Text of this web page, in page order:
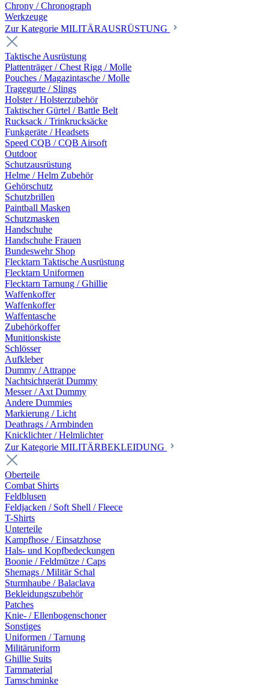
Chrony / Chronograph
Werkzeuge
Zur Kategorie MILITÄRAUSRÜSTUNG
Taktische Ausrüstung
Plattenträger / Chest Rigg / Molle
Pouches / Magazintasche / Molle
Tragegurte / Slings
Holster / Holsterzubehör
Taktischer Gürtel / Battle Belt
Rucksack / Trinkrucksäcke
Funkgeräte / Headsets
Speed CQB / CQB Airsoft
Outdoor
Schutzausrüstung
Helme / Helm Zubehör
Gehörschutz
Schutzbrillen
Paintball Masken
Schutzmasken
Handschuhe
Handschuhe Frauen
Bundeswehr Shop
Flecktarn Taktische Ausrüstung
Flecktarn Uniformen
Flecktarn Tarnung / Ghillie
Waffenkoffer
Waffenkoffer
Waffentasche
Zubehörkoffer
Munitionskiste
Schlösser
Aufkleber
Dummy / Attrappe
Nachtsichtgerät Dummy
Messer / Axt Dummy
Andere Dummies
Markierung / Licht
Deathrags / Armbinden
Knicklichter / Helmlichter
Zur Kategorie MILITÄRBEKLEIDUNG
Oberteile
Combat Shirts
Feldblusen
Feldjacken / Soft Shell / Fleece
T-Shirts
Unterteile
Kampfhose / Einsatzhose
Hals- und Kopfbedeckungen
Boonie / Feldmütze / Caps
Shemags / Militär Schal
Sturmhaube / Balaclava
Bekleidungszubehör
Patches
Knie- / Ellenbogenschoner
Sonstiges
Uniformen / Tarnung
Militäruniform
Ghillie Suits
Tarnmaterial
Tarnschminke